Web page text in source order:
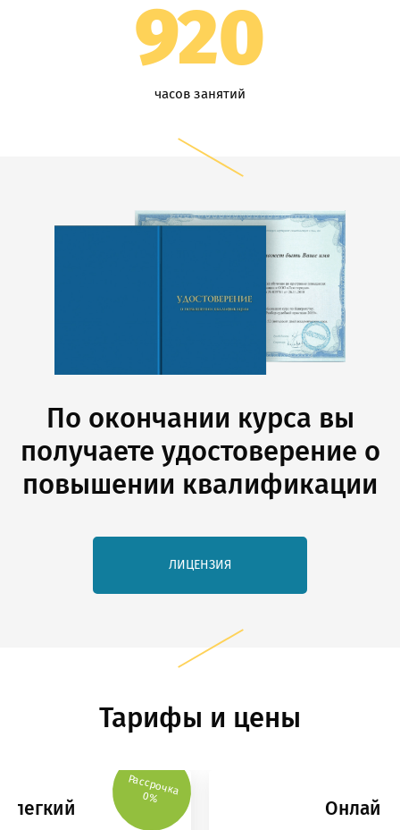
920
часов занятий
По окончании курса вы
получаете удостоверение о
повышении квалификации
ЛИЦЕНЗИЯ
Тарифы и цены
Рассрочка
0%
легкий Онлайн